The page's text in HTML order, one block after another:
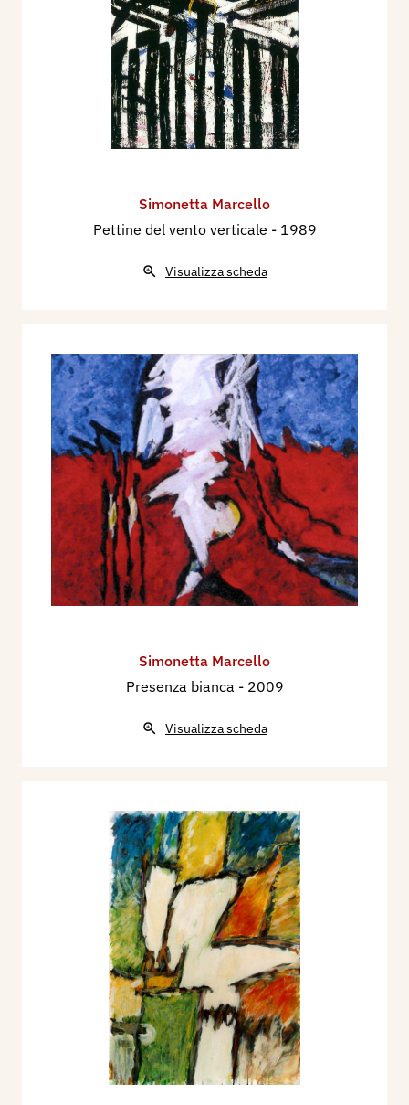
Simonetta Marcello
Pettine del vento verticale - 1989
Visualizza scheda
Simonetta Marcello
Presenza bianca - 2009
Visualizza scheda